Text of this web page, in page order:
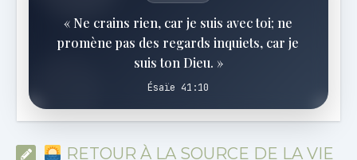
« Ne crains rien, car je suis avec toi; ne
promène pas des regards inquiets, car je
suis ton Dieu. »
Ésaïe 41:10
RETOUR À LA SOURCE DE LA VIE